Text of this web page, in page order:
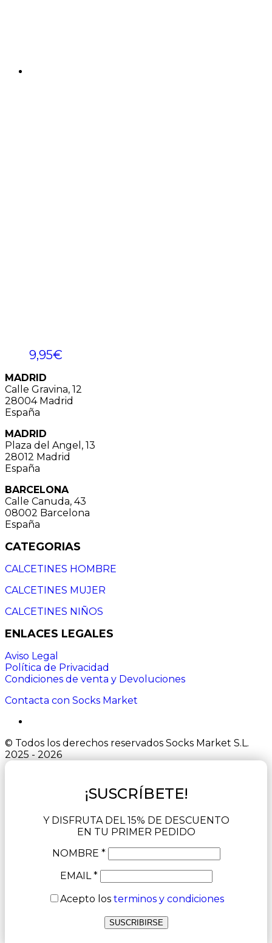
9,95€
MADRID
Calle Gravina, 12
28004 Madrid
España
MADRID
Plaza del Angel, 13
28012 Madrid
España
BARCELONA
Calle Canuda, 43
08002 Barcelona
España
CATEGORIAS
CALCETINES HOMBRE
CALCETINES MUJER
CALCETINES NIÑOS
ENLACES LEGALES
Aviso Legal
Política de Privacidad
Condiciones de venta y Devoluciones
Contacta con Socks Market
© Todos los derechos reservados Socks Market S.L.
2025 - 2026
¡SUSCRÍBETE!
Y DISFRUTA DEL 15% DE DESCUENTO
EN TU PRIMER PEDIDO
NOMBRE *
EMAIL *
Acepto los terminos y condiciones